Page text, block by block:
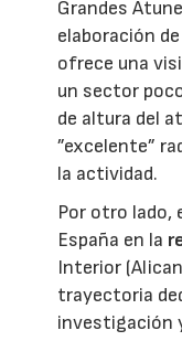
Grandes
elaboración
ofrece una
un sector
de altura del
”excelente”
la actividad.
Por otro lado,
España en la
Interior
trayectoria
investigación